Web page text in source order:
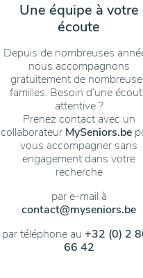
Une équipe à votre
écoute
Depuis de nombreuses
nous accompagnons
gratuitement de
familles. Besoin d’une
attentive ?
Prenez contact avec un
collaborateur MySeniors.be
vous accompagner sans
engagement dans votre
recherche
par e-mail à
contact@myseniors.be
par téléphone au+32 (0) 2
66 42